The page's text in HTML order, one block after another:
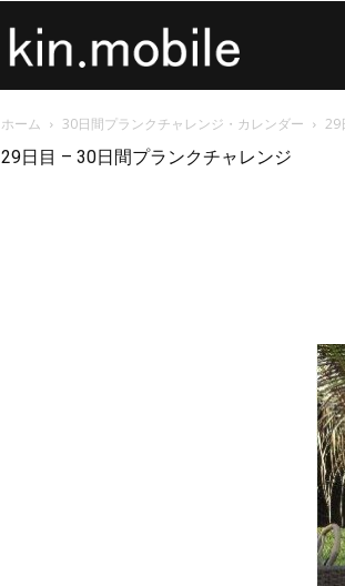
ホーム 30日間プランクチャレンジ・カレンダー 29
29日目 – 30日間プランクチャレンジ